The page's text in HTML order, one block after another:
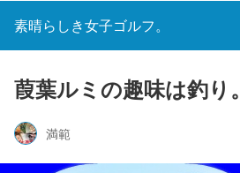
素晴らしき女子ゴルフ。
葭葉ルミの趣味は釣り。
満範